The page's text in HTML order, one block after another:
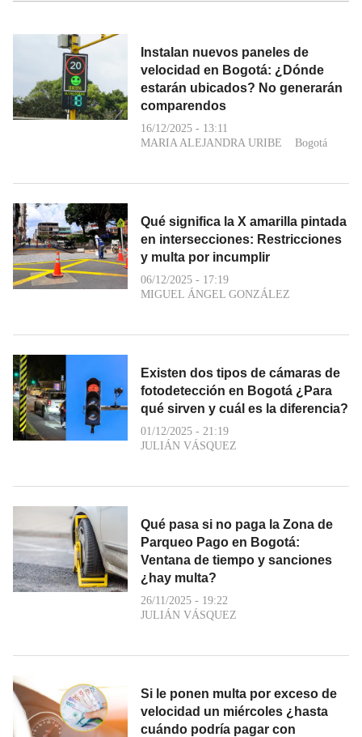
Instalan nuevos paneles de
velocidad en Bogotá: ¿Dónde
estarán ubicados? No generarán
comparendos
16/12/2025 - 13:11
MARIA ALEJANDRA URIBE
Bogotá
Qué significa la X amarilla pintada
en intersecciones: Restricciones
y multa por incumplir
06/12/2025 - 17:19
MIGUEL ÁNGEL GONZÁLEZ
Existen dos tipos de cámaras de
fotodetección en Bogotá ¿Para
qué sirven y cuál es la diferencia?
01/12/2025 - 21:19
JULIÁN VÁSQUEZ
Qué pasa si no paga la Zona de
Parqueo Pago en Bogotá:
Ventana de tiempo y sanciones
¿hay multa?
26/11/2025 - 19:22
JULIÁN VÁSQUEZ
Si le ponen multa por exceso de
velocidad un miércoles ¿hasta
cuándo podría pagar con